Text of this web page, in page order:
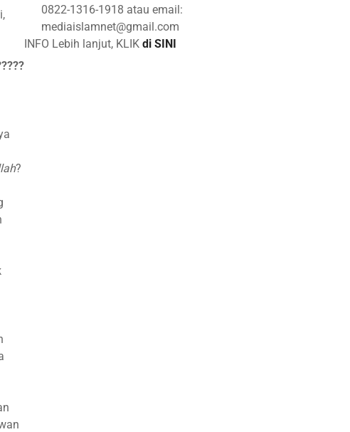
?
0822-1316-1918 atau email:
mediaislamnet@gmail.com
INFO Lebih lanjut, KLIK di SINI